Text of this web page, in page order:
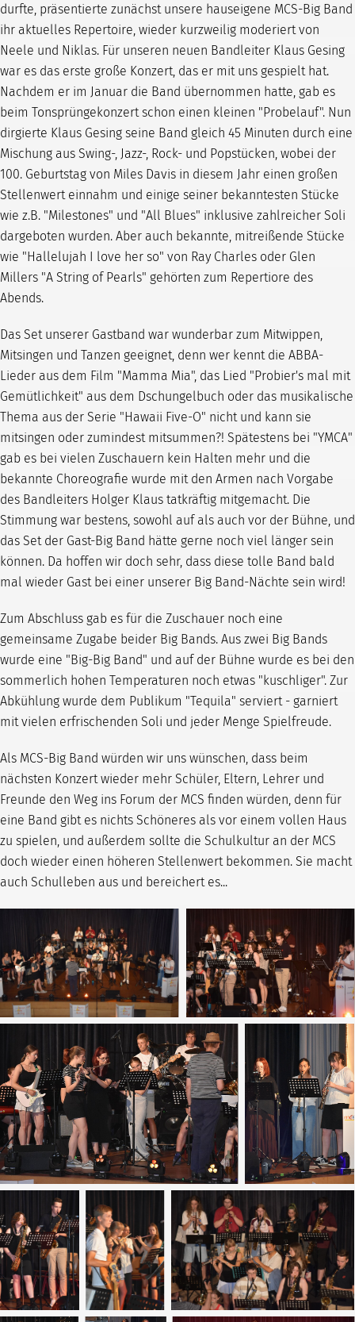
durfte, präsentierte zunächst unsere hauseigene MCS-Big Band
ihr aktuelles Repertoire, wieder kurzweilig moderiert von
Neele und Niklas. Für unseren neuen Bandleiter Klaus Gesing
war es das erste große Konzert, das er mit uns gespielt hat.
Nachdem er im Januar die Band übernommen hatte, gab es
beim Tonsprüngekonzert schon einen kleinen "Probelauf". Nun
dirgierte Klaus Gesing seine Band gleich 45 Minuten durch eine
Mischung aus Swing-, Jazz-, Rock- und Popstücken, wobei der
100. Geburtstag von Miles Davis in diesem Jahr einen großen
Stellenwert einnahm und einige seiner bekanntesten Stücke
wie z.B. "Milestones" und "All Blues" inklusive zahlreicher Soli
dargeboten wurden. Aber auch bekannte, mitreißende Stücke
wie "Hallelujah I love her so" von Ray Charles oder Glen
Millers "A String of Pearls" gehörten zum Repertiore des
Abends.
Das Set unserer Gastband war wunderbar zum Mitwippen,
Mitsingen und Tanzen geeignet, denn wer kennt die ABBA-
Lieder aus dem Film "Mamma Mia", das Lied "Probier's mal mit
Gemütlichkeit" aus dem Dschungelbuch oder das musikalische
Thema aus der Serie "Hawaii Five-O" nicht und kann sie
mitsingen oder zumindest mitsummen?! Spätestens bei "YMCA"
gab es bei vielen Zuschauern kein Halten mehr und die
bekannte Choreografie wurde mit den Armen nach Vorgabe
des Bandleiters Holger Klaus tatkräftig mitgemacht. Die
Stimmung war bestens, sowohl auf als auch vor der Bühne, und
das Set der Gast-Big Band hätte gerne noch viel länger sein
können. Da hoffen wir doch sehr, dass diese tolle Band bald
mal wieder Gast bei einer unserer Big Band-Nächte sein wird!
Zum Abschluss gab es für die Zuschauer noch eine
gemeinsame Zugabe beider Big Bands. Aus zwei Big Bands
wurde eine "Big-Big Band" und auf der Bühne wurde es bei den
sommerlich hohen Temperaturen noch etwas "kuschliger". Zur
Abkühlung wurde dem Publikum "Tequila" serviert - garniert
mit vielen erfrischenden Soli und jeder Menge Spielfreude.
Als MCS-Big Band würden wir uns wünschen, dass beim
nächsten Konzert wieder mehr Schüler, Eltern, Lehrer und
Freunde den Weg ins Forum der MCS finden würden, denn für
eine Band gibt es nichts Schöneres als vor einem vollen Haus
zu spielen, und außerdem sollte die Schulkultur an der MCS
doch wieder einen höheren Stellenwert bekommen. Sie macht
auch Schulleben aus und bereichert es...